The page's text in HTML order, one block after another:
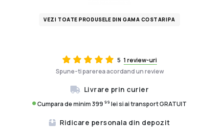
5 1 review-uri
Spune-ti parerea acordand un review
Livrare prin curier
Cumpara de minim 399 99 lei si ai transport GRATUIT
Ridicare personala din depozit
VEZI TOATE PRODUSELE DIN GAMA COSTARIPA